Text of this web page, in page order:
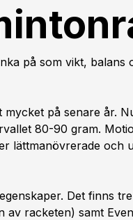
på som vikt, balans
på senare år.
80-90 gram.
lättmanövrerade och
Det finns
av racketen) samt